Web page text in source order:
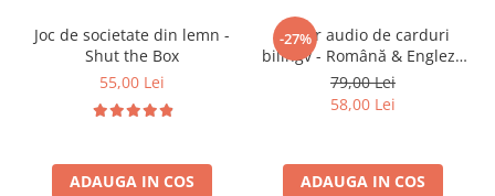
Joc de societate din lemn -
Shut the Box
55,00 Lei
ADAUGA IN COS
-27%
Cititor audio de carduri
bilingv - Română & Engleză
Albastru (224 carduri / 448
cuvinte)
79,00 Lei
58,00 Lei
ADAUGA IN COS